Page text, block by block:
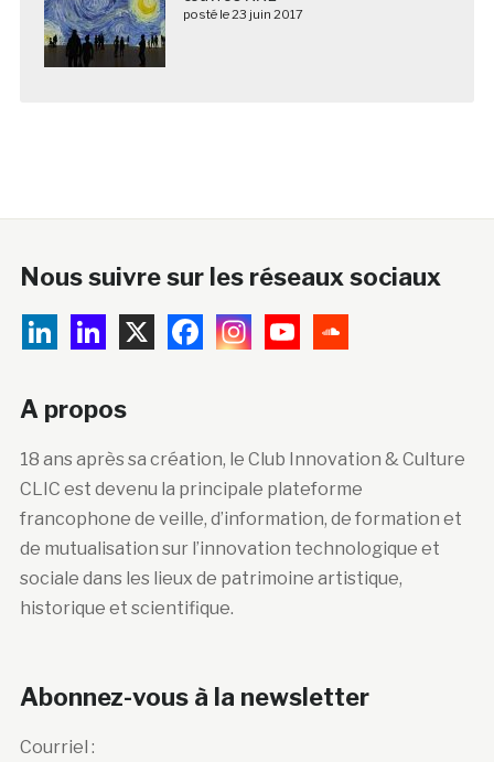
posté le 23 juin 2017
Nous suivre sur les réseaux sociaux
A propos
18 ans après sa création, le Club Innovation & Culture
CLIC est devenu la principale plateforme
francophone de veille, d’information, de formation et
de mutualisation sur l’innovation technologique et
sociale dans les lieux de patrimoine artistique,
historique et scientifique.
Abonnez-vous à la newsletter
Courriel :